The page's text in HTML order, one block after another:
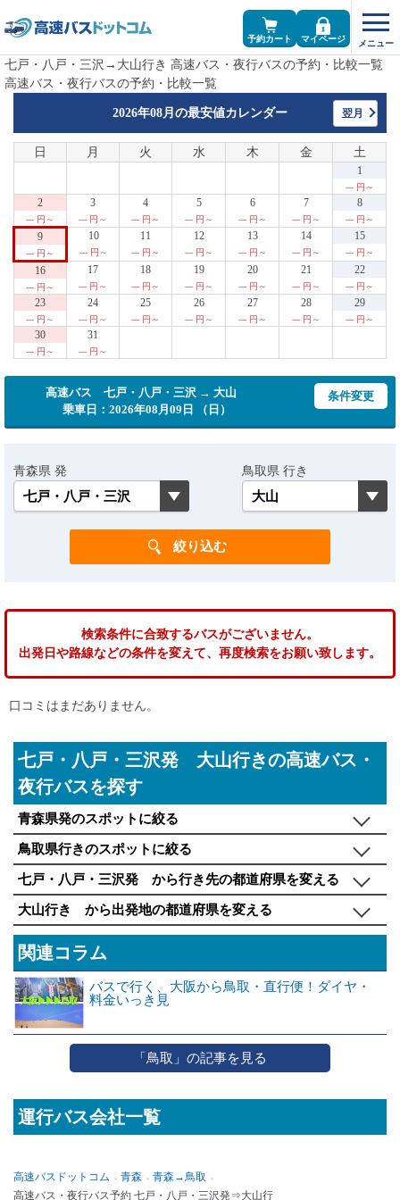
予約カート マイページ
七戸・八戸・三沢→大山行き 高速バス・夜行バスの予約・比較一覧
高速バス・夜行バスの予約・比較一覧
2026年08月の最安値カレンダー 翌月
日 月 火 水 木 金 土
1
--- 円～
2
--- 円～
3
--- 円～
4
--- 円～
5
--- 円～
6
--- 円～
7
--- 円～
8
--- 円～
9
--- 円～
10
--- 円～
11
--- 円～
12
--- 円～
13
--- 円～
14
--- 円～
15
--- 円～
16
--- 円～
17
--- 円～
18
--- 円～
19
--- 円～
20
--- 円～
21
--- 円～
22
--- 円～
23
--- 円～
24
--- 円～
25
--- 円～
26
--- 円～
27
--- 円～
28
--- 円～
29
--- 円～
30
--- 円～
31
--- 円～
高速バス 七戸・八戸・三沢 → 大山
乗車日：2026年08月09日 （日）
条件変更
青森県 発 鳥取県 行き
検索条件に合致するバスがございません。
出発日や路線などの条件を変えて、再度検索をお願い致します。
口コミはまだありません。
七戸・八戸・三沢発 大山行きの高速バス・
夜行バスを探す
青森県発のスポットに絞る
鳥取県行きのスポットに絞る
七戸・八戸・三沢発 から行き先の都道府県を変える
大山行き から出発地の都道府県を変える
関連コラム
バスで行く、大阪から鳥取・直行便！ダイヤ・
料金いっき見
「鳥取」の記事を見る
運行バス会社一覧
高速バスドットコム 青森
青森→鳥取
高速バス・夜行バス予約 七戸・八戸・三沢発⇒大山行